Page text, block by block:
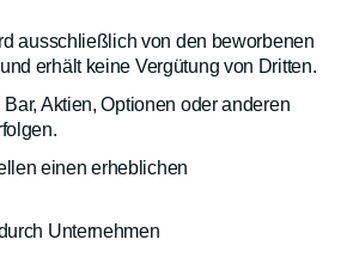
ausschließlich von den beworbenen
erhält keine Vergütung von Dritten.
Aktien, Optionen oder anderen
einen erheblichen
Unternehmen